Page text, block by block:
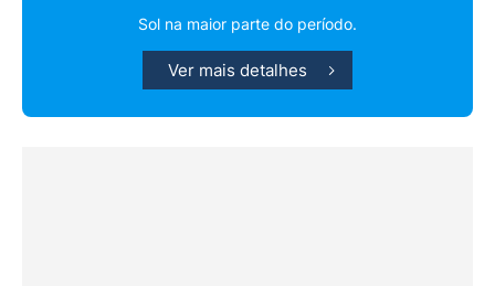
Sol na maior parte do período.
Ver mais detalhes